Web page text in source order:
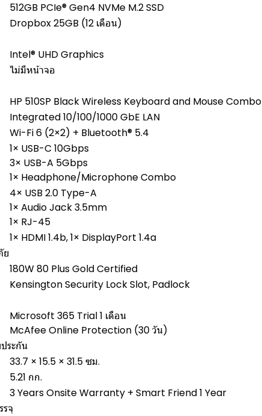
512GB PCIe® Gen4 NVMe M.2 SSD
Dropbox 25GB (12 เดือน)
Intel® UHD Graphics
ไม่มีหน้าจอ
HP 510SP Black Wireless Keyboard and Mouse Combo
Integrated 10/100/1000 GbE LAN
Wi-Fi 6 (2×2) + Bluetooth® 5.4
1× USB-C 10Gbps
3× USB-A 5Gbps
1× Headphone/Microphone Combo
4× USB 2.0 Type-A
1× Audio Jack 3.5mm
1× RJ-45
1× HDMI 1.4b, 1× DisplayPort 1.4a
ย
180W 80 Plus Gold Certified
Kensington Security Lock Slot, Padlock
Microsoft 365 Trial 1 เดือน
McAfee Online Protection (30 วัน)
ระกัน
33.7 × 15.5 × 31.5 ซม.
5.21 กก.
3 Years Onsite Warranty + Smart Friend 1 Year
จุ